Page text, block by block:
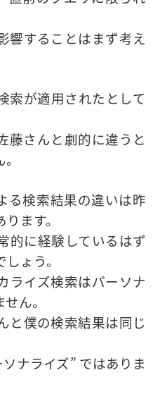
響することはまず考え
索が適用されたとして
藤さんと劇的に違うと
る検索結果の違いは昨
ます。
的に経験しているはず
ょう。
ライズ検索はパーソナ
ん。
と僕の検索結果は同じ
ナライズ” ではありま